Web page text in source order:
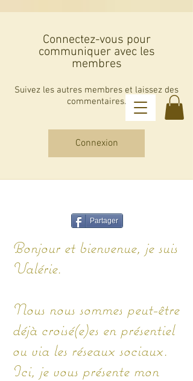
Connectez-vous pour
communiquer avec les
membres
Suivez les autres membres et laissez des
commentaires.
Connexion
Se connecter
Partager
Bonjour et bienvenue, je suis
Valérie. ​
Nous nous sommes peut-être
déjà croisé(e)es en présentiel
ou via les réseaux sociaux.
​Ici, je vous présente mon